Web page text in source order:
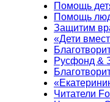
Помощь
Помощь
Защитим
«Дети
Русфонд &
Читатели